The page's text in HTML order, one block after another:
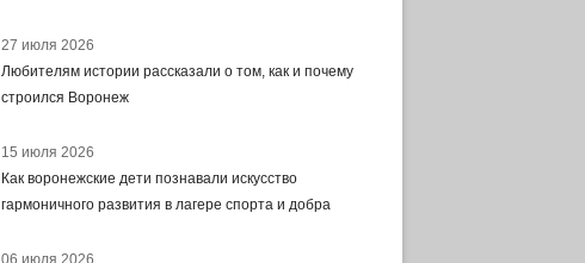
27 июля 2026
Любителям истории рассказали о том, как и почему
строился Воронеж
15 июля 2026
Как воронежские дети познавали искусство
гармоничного развития в лагере спорта и добра
06 июля 2026